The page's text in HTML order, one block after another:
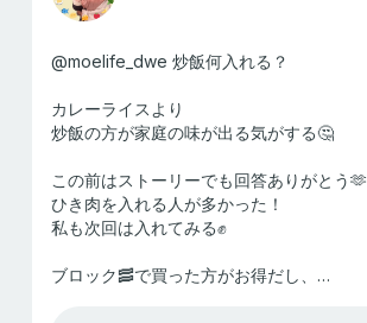
@moelife_dwe 炒飯何入れる？
カレーライスより
炒飯の方が家庭の味が出る気がする🤔
この前はストーリーでも回答ありがとう🫶
ひき肉を入れる人が多かった！
私も次回は入れてみる✊
ブロック🥓で買った方がお得だし、